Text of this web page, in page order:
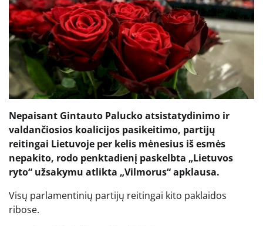
Nepaisant Gintauto Palucko atsistatydinimo ir
valdančiosios koalicijos pasikeitimo, partijų
reitingai Lietuvoje per kelis mėnesius iš esmės
nepakito, rodo penktadienį paskelbta „Lietuvos
ryto“ užsakymu atlikta „Vilmorus“ apklausa.
Visų parlamentinių partijų reitingai kito paklaidos
ribose.